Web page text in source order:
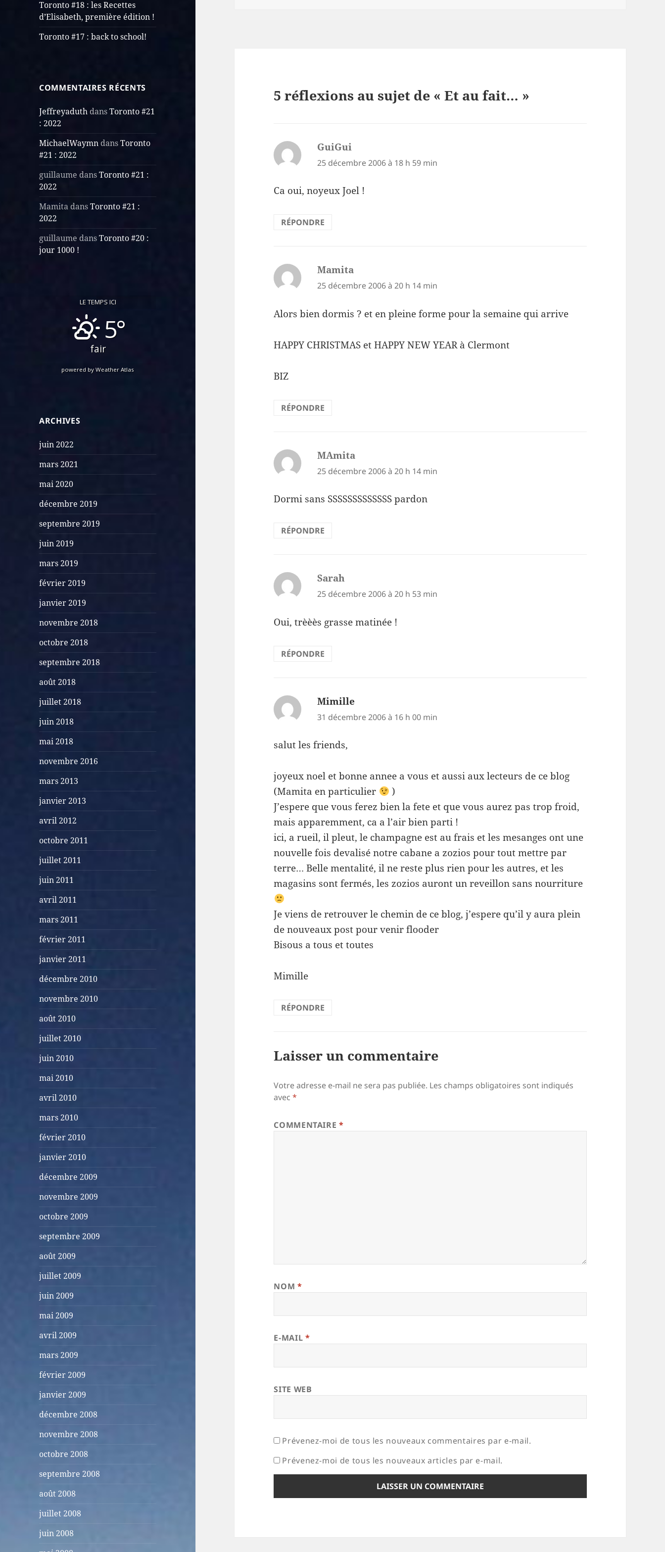
Toronto #18 : les Recettes
d’Elisabeth, première édition !
Toronto #17 : back to school!
COMMENTAIRES RÉCENTS
Jeffreyaduth dansToronto #21
: 2022
MichaelWaymn dansToronto
#21 : 2022
guillaume dansToronto #21 :
2022
Mamita dansToronto #21 :
2022
guillaume dansToronto #20 :
jour 1000 !
LE TEMPS ICI
5°
fair
powered byWeather Atlas
ARCHIVES
juin 2022
mars 2021
mai 2020
décembre 2019
septembre 2019
juin 2019
mars 2019
février 2019
janvier 2019
novembre 2018
octobre 2018
septembre 2018
août 2018
juillet 2018
juin 2018
mai 2018
novembre 2016
mars 2013
janvier 2013
avril 2012
octobre 2011
juillet 2011
juin 2011
avril 2011
mars 2011
février 2011
janvier 2011
décembre 2010
novembre 2010
août 2010
juillet 2010
juin 2010
mai 2010
avril 2010
mars 2010
février 2010
janvier 2010
décembre 2009
novembre 2009
octobre 2009
septembre 2009
août 2009
juillet 2009
juin 2009
mai 2009
avril 2009
mars 2009
février 2009
janvier 2009
décembre 2008
novembre 2008
octobre 2008
septembre 2008
août 2008
juillet 2008
juin 2008
5 réflexions au sujet de « Et au fait… »
GuiGui
25 décembre 2006 à 18 h 59 min
Ca oui, noyeux Joel !
RÉPONDRE
Mamita
25 décembre 2006 à 20 h 14 min
Alors bien dormis ? et en pleine forme pour la semaine qui arrive
HAPPY CHRISTMAS et HAPPY NEW YEAR à Clermont
BIZ
RÉPONDRE
MAmita
25 décembre 2006 à 20 h 14 min
Dormi sans SSSSSSSSSSSSS pardon
RÉPONDRE
Sarah
25 décembre 2006 à 20 h 53 min
Oui, trèèès grasse matinée !
RÉPONDRE
Mimille
31 décembre 2006 à 16 h 00 min
salut les friends,
joyeux noel et bonne annee a vous et aussi aux lecteurs de ce blog
(Mamita en particulier
)
J’espere que vous ferez bien la fete et que vous aurez pas trop froid,
mais apparemment, ca a l’air bien parti !
ici, a rueil, il pleut, le champagne est au frais et les mesanges ont une
nouvelle fois devalisé notre cabane a zozios pour tout mettre par
terre… Belle mentalité, il ne reste plus rien pour les autres, et les
magasins sont fermés, les zozios auront un reveillon sans nourriture
Je viens de retrouver le chemin de ce blog, j’espere qu’il y aura plein
de nouveaux post pour venir flooder
Bisous a tous et toutes
Mimille
RÉPONDRE
Laisser un commentaire
Votre adresse e-mail ne sera pas publiée. Les champs obligatoires sont indiqués
avec*
COMMENTAIRE*
NOM *
E-MAIL *
SITE WEB
Prévenez-moi de tous les nouveaux commentaires par e-mail.
Prévenez-moi de tous les nouveaux articles par e-mail.